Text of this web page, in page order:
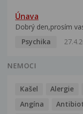
Únava
Dobrý den,prosím
Psychika
NEMOCI
Kašel Alergie
Angína